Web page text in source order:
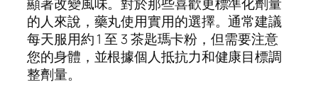
的人來說，藥丸使用實用的選擇。通常建議
每天服用約 1 至 3 茶匙瑪卡粉，但需要注意
您的身體，並根據個人抵抗力和健康目標調
整劑量。